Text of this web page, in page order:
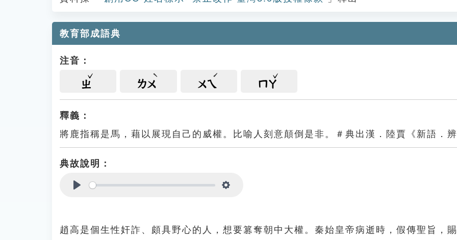
教育部成語典
注音：
ㄓ ㄌㄨ ㄨㄟ ㄇㄚ
釋義：
將鹿指稱是馬，藉以展現自己的威權。比喻人刻意顛倒是非。＃典出漢．陸賈《新語．
典故說明：
趙高是個生性奸詐、頗具野心的人，想要篡奪朝中大權。秦始皇帝病逝時，假傳聖旨，